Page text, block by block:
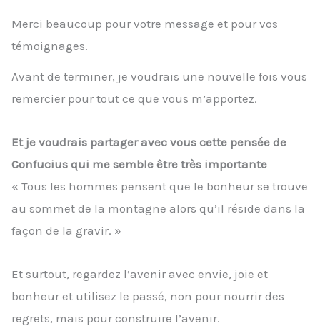
Merci beaucoup pour votre message et pour vos
témoignages.
Avant de terminer, je voudrais une nouvelle fois vous
remercier pour tout ce que vous m’apportez.
Et je voudrais partager avec vous cette pensée de
Confucius qui me semble être très importante
« Tous les hommes pensent que le bonheur se trouve
au sommet de la montagne alors qu’il réside dans la
façon de la gravir. »
Et surtout, regardez l’avenir avec envie, joie et
bonheur et utilisez le passé, non pour nourrir des
regrets, mais pour construire l’avenir.